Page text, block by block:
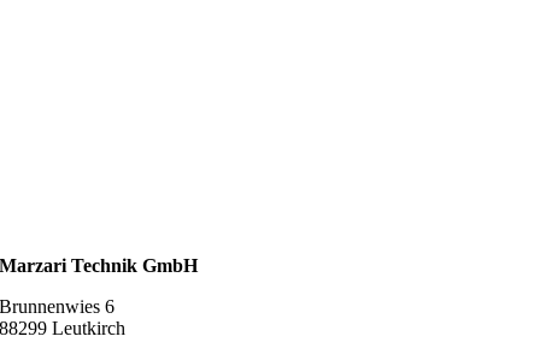
Marzari Technik GmbH
Brunnenwies 6
88299 Leutkirch